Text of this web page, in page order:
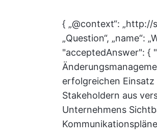
{ „@context“: „http://
„Question“, „name“:
"acceptedAnswer": {
erfolgreichen
Stakeholdern aus
Unternehmens